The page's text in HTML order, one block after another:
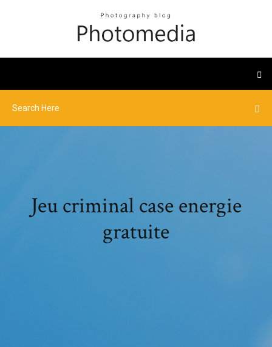
Jeu criminal case energie
gratuite